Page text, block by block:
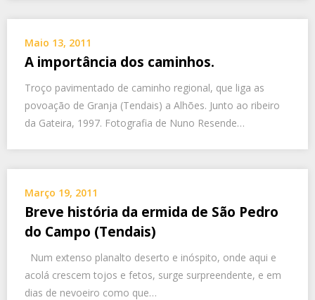
Maio 13, 2011
A importância dos caminhos.
Troço pavimentado de caminho regional, que liga as
povoação de Granja (Tendais) a Alhões. Junto ao ribeiro
da Gateira, 1997. Fotografia de Nuno Resende…
Março 19, 2011
Breve história da ermida de São Pedro
do Campo (Tendais)
Num extenso planalto deserto e inóspito, onde aqui e
acolá crescem tojos e fetos, surge surpreendente, e em
dias de nevoeiro como que…